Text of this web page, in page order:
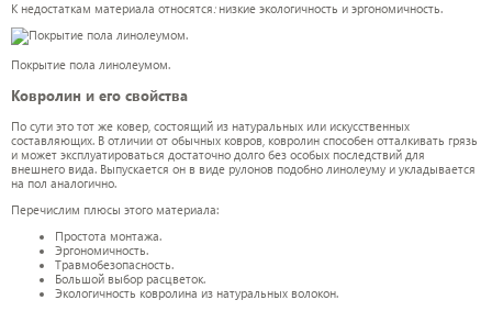
К недостаткам материала относятся низкие экологичность и эргономичность.
Покрытие пола линолеумом.
Ковролин и его свойства
По сути это тот же ковер, состоящий из натуральных или искусственных
составляющих. В отличии от обычных ковров, ковролин способен отталкивать грязь
и может эксплуатироваться достаточно долго без особых последствий для
внешнего вида. Выпускается он в виде рулонов подобно линолеуму и укладывается
на пол аналогично.
Перечислим плюсы этого материала:
Простота монтажа.
Эргономичность.
Травмобезопасность.
Большой выбор расцветок.
Экологичность ковролина из натуральных волокон.